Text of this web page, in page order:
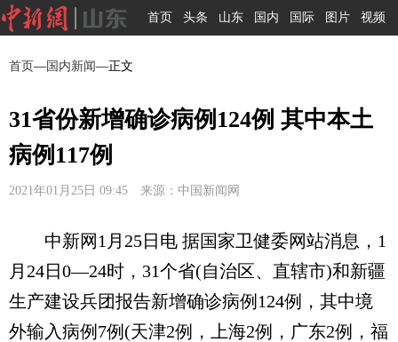
首页 头条 山东 国内 国际 图片 视频
首页— 国内新闻—正文
31省份新增确诊病例124例 其中本土
病例117例
2021年01月25日 09:45 来源：中国新闻网
中新网1月25日电 据国家卫健委网站消息，1
月24日0—24时，31个省(自治区、直辖市)和新疆
生产建设兵团报告新增确诊病例124例，其中境
外输入病例7例(天津2例，上海2例，广东2例，福